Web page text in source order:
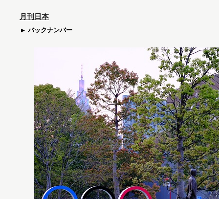
月刊日本
バックナンバー